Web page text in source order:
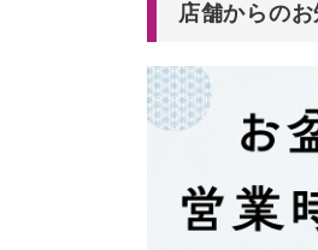
店舗からの